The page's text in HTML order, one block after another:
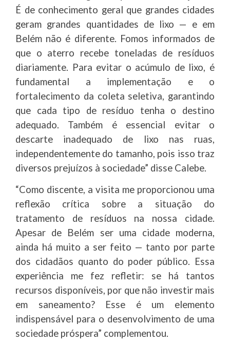
É de conhecimento geral que grandes cidades
geram grandes quantidades de lixo — e em
Belém não é diferente. Fomos informados de
que o aterro recebe toneladas de resíduos
diariamente. Para evitar o acúmulo de lixo, é
fundamental a implementação e o
fortalecimento da coleta seletiva, garantindo
que cada tipo de resíduo tenha o destino
adequado. Também é essencial evitar o
descarte inadequado de lixo nas ruas,
independentemente do tamanho, pois isso traz
diversos prejuízos à sociedade” disse Calebe.
“Como discente, a visita me proporcionou uma
reflexão crítica sobre a situação do
tratamento de resíduos na nossa cidade.
Apesar de Belém ser uma cidade moderna,
ainda há muito a ser feito — tanto por parte
dos cidadãos quanto do poder público. Essa
experiência me fez refletir: se há tantos
recursos disponíveis, por que não investir mais
em saneamento? Esse é um elemento
indispensável para o desenvolvimento de uma
sociedade próspera” complementou.